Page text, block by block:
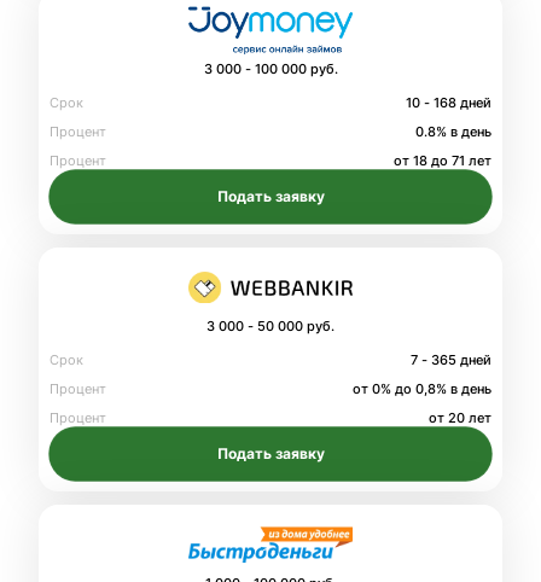
3 000 - 100 000 руб.
Срок
10 - 168 дней
Процент
0.8% в день
Процент
от 18 до 71 лет
Подать заявку
3 000 - 50 000 руб.
Срок
7 - 365 дней
Процент
от 0% до 0,8% в день
Процент
от 20 лет
Подать заявку